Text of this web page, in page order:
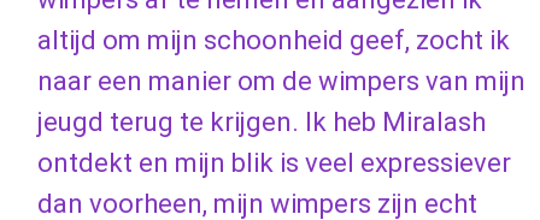
altijd om mijn schoonheid geef, zocht ik
naar een manier om de wimpers van mijn
jeugd terug te krijgen. Ik heb Miralash
ontdekt en mijn blik is veel expressiever
dan voorheen, mijn wimpers zijn echt